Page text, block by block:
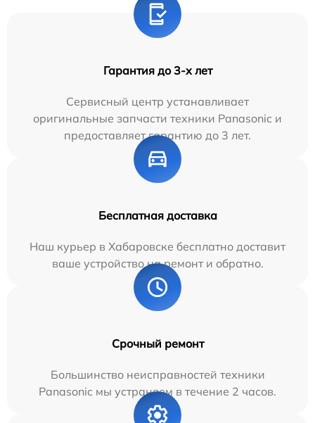
Гарантия до 3-х лет
Сервисный центр устанавливает
оригинальные запчасти техники Panasonic и
предоставляет гарантию до 3 лет.
Бесплатная доставка
Наш курьер в Хабаровске бесплатно доставит
ваше устройство на ремонт и обратно.
Срочный ремонт
Большинство неисправностей техники
Panasonic мы устраняем в течение 2 часов.